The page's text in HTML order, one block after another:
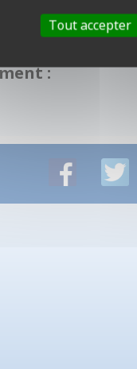
:
Tout accepter